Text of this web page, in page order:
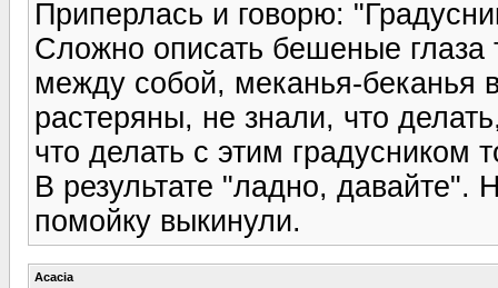
Приперлась и говорю:
Сложно описать бешеные глаза
между собой, меканья-
растеряны, не знали, что
что делать с этим градусником
В результате "ладно, давайте".
помойку выкинули.
Acacia